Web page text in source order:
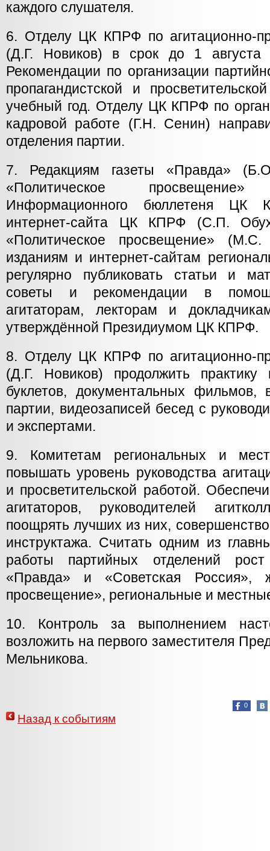
каждого слушателя.
6. Отделу ЦК КПРФ по агитационно-
(Д.Г. Новиков) в срок до 1 августа
Рекомендации по организации
пропагандистской и
учебный год. Отделу ЦК КПРФ по
кадровой работе (Г.Н. Сенин)
отделения партии.
7. Редакциям газеты «Правда»
«Политическое
Информационного бюллетеня ЦК
интернет-сайта ЦК КПРФ (С.П.
«Политическое просвещение» (М.С.
изданиям и интернет-сайтам
регулярно публиковать статьи и
советы и рекомендации в
агитаторам, лекторам и
утверждённой Президиумом ЦК КПРФ.
8. Отделу ЦК КПРФ по агитационно-
(Д.Г. Новиков) продолжить практику
буклетов, документальных фильмов,
партии, видеозаписей бесед с
и экспертами.
9. Комитетам региональных и
повышать уровень руководства
и просветительской работой.
агитаторов, руководителей
поощрять лучших из них,
инструктажа. Считать одним из
работы партийных отделений
«Правда» и «Советская Россия»,
просвещение», региональные и
10. Контроль за выполнением
возложить на первого заместителя
Мельникова.
0
Назад к событиям